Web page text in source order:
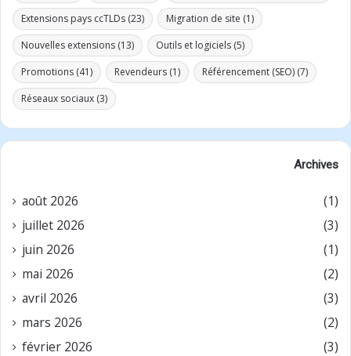
Extensions pays ccTLDs (23) Migration de site (1)
Nouvelles extensions (13) Outils et logiciels (5)
Promotions (41) Revendeurs (1) Référencement (SEO) (7)
Réseaux sociaux (3)
Archives
août 2026
(1)
juillet 2026
(3)
juin 2026
(1)
mai 2026
(2)
avril 2026
(3)
mars 2026
(2)
février 2026
(3)